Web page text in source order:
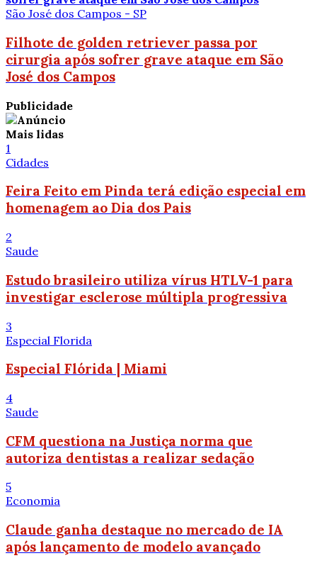
São José dos Campos - SP
Filhote de golden retriever passa por
cirurgia após sofrer grave ataque em São
José dos Campos
Publicidade
Mais lidas
1
Cidades
Feira Feito em Pinda terá edição especial em
homenagem ao Dia dos Pais
2
Saude
Estudo brasileiro utiliza vírus HTLV-1 para
investigar esclerose múltipla progressiva
3
Especial Florida
Especial Flórida | Miami
4
Saude
CFM questiona na Justiça norma que
autoriza dentistas a realizar sedação
5
Economia
Claude ganha destaque no mercado de IA
após lançamento de modelo avançado